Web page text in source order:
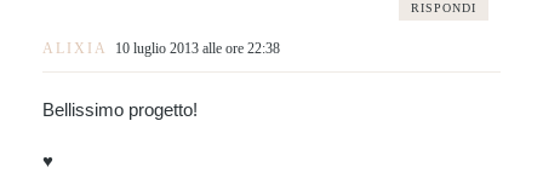
RISPONDI
ALIXIA 10 luglio 2013 alle ore 22:38
Bellissimo progetto!
♥